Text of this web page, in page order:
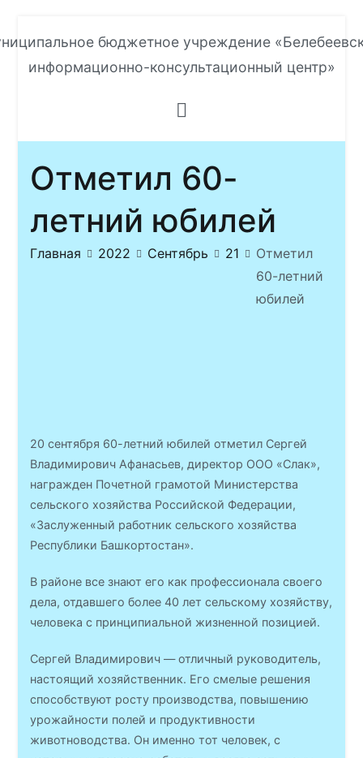
к
содержимому
бюджетное учреждение
информационно-консультационный центр»
Отметил 60-
летний юбилей
Главная 2022 Сентябрь 21
Отметил
60-летний
юбилей
20 сентября 60-летний юбилей отметил Сергей
Владимирович Афанасьев, директор ООО «Слак»,
награжден Почетной грамотой Министерства
сельского хозяйства Российской Федерации,
«Заслуженный работник сельского хозяйства
Республики Башкортостан».
В районе все знают его как профессионала своего
дела, отдавшего более 40 лет сельскому хозяйству,
человека с принципиальной жизненной позицией.
Сергей Владимирович — отличный руководитель,
настоящий хозяйственник. Его смелые решения
способствуют росту производства, повышению
урожайности полей и продуктивности
животноводства. Он именно тот человек, с